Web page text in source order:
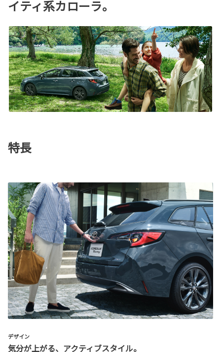
イティ系カローラ。
特長
デザイン
気分が上がる、アクティブスタイル。